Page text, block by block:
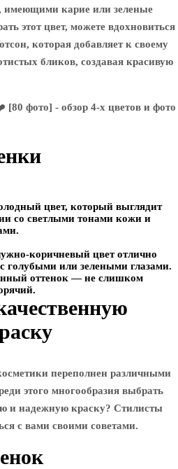
имеющими карие или зеленые
этот цвет, можете вдохновиться
которая добавляет к своему
бликов, создавая красивую
цвет, который выглядит
со светлыми тонами кожи и
коричневый цвет отлично
голубыми или зелеными глазами.
оттенок — не слишком
переполнен различными
этого многообразия выбрать
и надежную краску? Стилисты
с вами своими советами.